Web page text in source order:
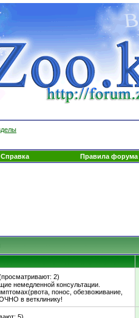
Справка Правила форума
2)
немедленной консультации.
понос, обезвоживание,
в ветклинику!